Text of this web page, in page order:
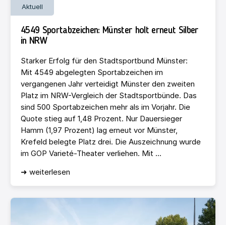
Aktuell
4549 Sportabzeichen: Münster holt erneut Silber
in NRW
Starker Erfolg für den Stadtsportbund Münster:
Mit 4549 abgelegten Sportabzeichen im
vergangenen Jahr verteidigt Münster den zweiten
Platz im NRW-Vergleich der Stadtsportbünde. Das
sind 500 Sportabzeichen mehr als im Vorjahr. Die
Quote stieg auf 1,48 Prozent. Nur Dauersieger
Hamm (1,97 Prozent) lag erneut vor Münster,
Krefeld belegte Platz drei. Die Auszeichnung wurde
im GOP Varieté-Theater verliehen. Mit ...
➜ weiterlesen